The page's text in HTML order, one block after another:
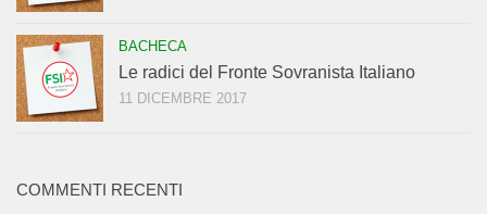
BACHECA
Le radici del Fronte Sovranista Italiano
11 DICEMBRE 2017
COMMENTI RECENTI